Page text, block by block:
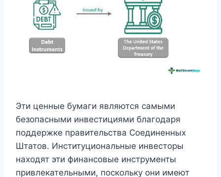
Эти ценные бумаги являются самыми
безопасными инвестициями благодаря
поддержке правительства Соединенных
Штатов. Институциональные инвесторы
находят эти финансовые инструменты
привлекательными, поскольку они имеют